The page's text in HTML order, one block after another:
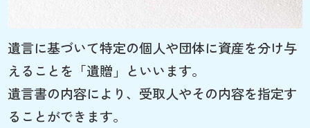
遺言に基づいて特定の個人や団体に資産を分け与
えることを「遺贈」といいます。
遺言書の内容により、受取人やその内容を指定す
ることができます。